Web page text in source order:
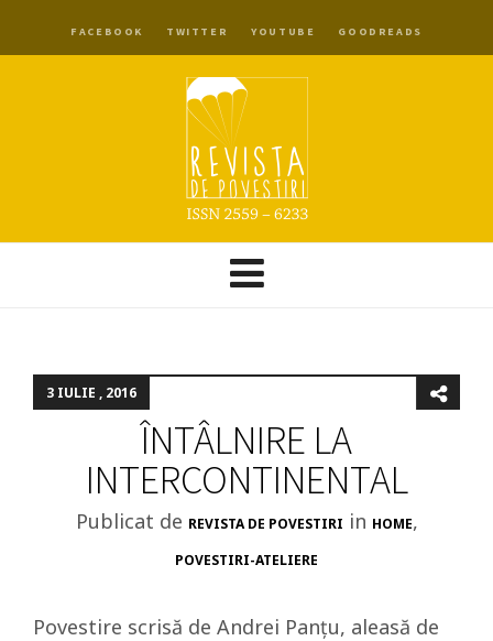
FACEBOOK TWITTER YOUTUBE GOODREADS
3 IULIE , 2016
ÎNTÂLNIRE LA
INTERCONTINENTAL
Publicat de REVISTA DE POVESTIRI in HOME,
POVESTIRI-ATELIERE
Povestire scrisă de Andrei Panțu, aleasă de